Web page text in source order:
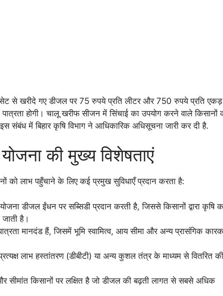
से खरीदे गए डीजल पर 75 रुपये प्रति लीटर और 750 रुपये प्रति एकड़
होगी। चालू खरीफ सीजन में सिंचाई का उपयोग करने वाले किसानों
संबंध में बिहार कृषि विभाग ने आधिकारिक अधिसूचना जारी कर दी है.
की मुख्य विशेषताएं
लाभ पहुँचाने के लिए कई प्रमुख सुविधाएँ प्रदान करता है:
डीजल ईंधन पर सब्सिडी प्रदान करती है, जिससे किसानों द्वारा कृषि
है।
मानदंड हैं, जिसमें भूमि स्वामित्व, आय सीमा और अन्य प्रासंगिक कारक
लाभ हस्तांतरण (डीबीटी) या अन्य कुशल तंत्र के माध्यम से वितरित की
सीमांत किसानों पर लक्षित है जो डीजल की बढ़ती लागत से सबसे अधिक